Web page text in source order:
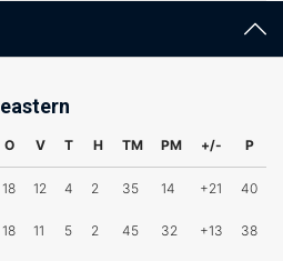
eastern
O V T H TM PM +/- P
18 12 4 2 35 14 +21 40
18 11 5 2 45 32 +13 38